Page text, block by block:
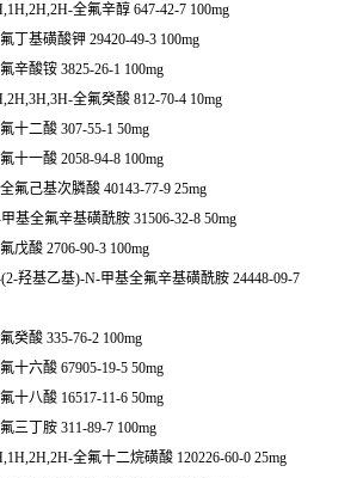
全氟辛醇 647-42-7 100mg
丁基磺酸钾 29420-49-3 100mg
辛酸铵 3825-26-1 100mg
全氟癸酸 812-70-4 10mg
十二酸 307-55-1 50mg
十一酸 2058-94-8 100mg
氟己基次膦酸 40143-77-9 25mg
基全氟辛基磺酰胺 31506-32-8 50mg
戊酸 2706-90-3 100mg
(2-羟基乙基)-N-甲基全氟辛基磺酰胺 24448-09-7
癸酸 335-76-2 100mg
十六酸 67905-19-5 50mg
十八酸 16517-11-6 50mg
三丁胺 311-89-7 100mg
全氟十二烷磺酸 120226-60-0 25mg